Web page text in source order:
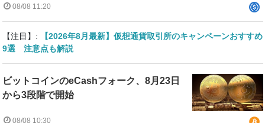
08/08 11:20
【注目】:
【2026年8月最新】仮想通貨取引所のキャンペーンおすすめ
9選 注意点も解説
ビットコインのeCashフォーク、8月23日
から3段階で開始
08/08 10:30